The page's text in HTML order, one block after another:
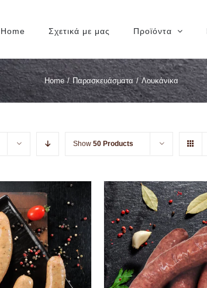
Home Σχετικά με μας Προϊόντα
Home / Παρασκευάσματα / Λουκάνικα
Show50 Products